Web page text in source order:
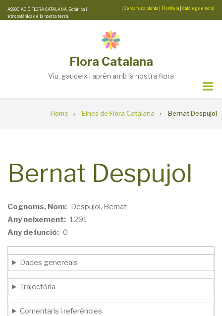
Skip
to
ASSOCIACIÓ FLORA CATALANA. Botànica i
etnobotànica de la nostra terra.
Cercar una planta Flor@ula Catàleg de flora
Flora Catalana
Viu, gaudeix i aprèn amb la nostra flora
Home Eines de Flora Catalana Bernat Despujol
Bernat Despujol
Cognoms, Nom
Despujol, Bernat
Any neixement
1291
Any defunció
0
Dades genereals
Trajectòria
Comentaris i referències